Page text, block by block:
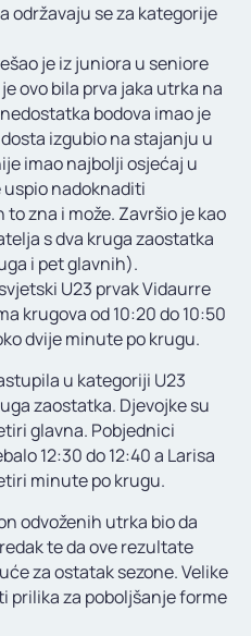
održavaju se za kategorije
je iz juniora u seniore
ovo bila prva jaka utrka na
bodova imao je
izgubio na stajanju u
imao najbolji osjećaj u
nadoknaditi
zna i može. Završio je kao
s dva kruga zaostatka
i pet glavnih).
U23 prvak Vidaurre
krugova od 10:20 do 10:50
dvije minute po krugu.
u kategoriji U23
zaostatka. Djevojke su
glavna. Pobjednici
12:30 do 12:40 a Larisa
minute po krugu.
odvoženih utrka bio da
te da ove rezultate
za ostatak sezone. Velike
prilika za poboljšanje forme